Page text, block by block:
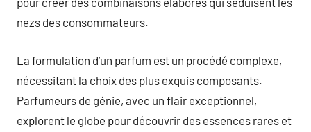
nezs des consommateurs.
La formulation d’un parfum est un procédé complexe,
nécessitant la choix des plus exquis composants.
Parfumeurs de génie, avec un flair exceptionnel,
explorent le globe pour découvrir des essences rares et